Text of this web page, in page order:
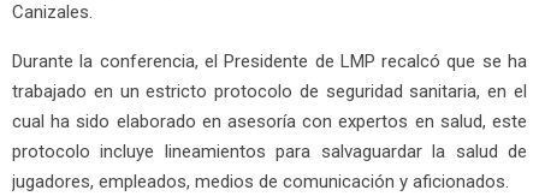
Canizales.
Durante la conferencia, el Presidente de LMP recalcó que se ha
trabajado en un estricto protocolo de seguridad sanitaria, en el
cual ha sido elaborado en asesoría con expertos en salud, este
protocolo incluye lineamientos para salvaguardar la salud de
jugadores, empleados, medios de comunicación y aficionados.